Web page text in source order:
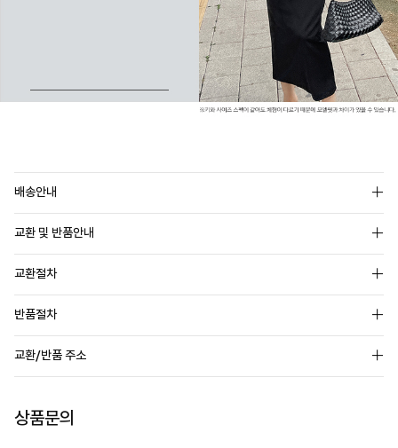
배송안내
교환 및 반품안내
교환절차
반품절차
교환/반품 주소
상품문의